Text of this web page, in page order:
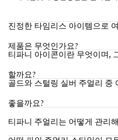
진정한 타임리스 아이템으로
제품은 무엇인가요?
티파니 아이콘이란 무엇이며,
할까요?
골드와 스털링 실버 주얼리 중
좋을까요?
티파니 주얼리는 어떻게 관리